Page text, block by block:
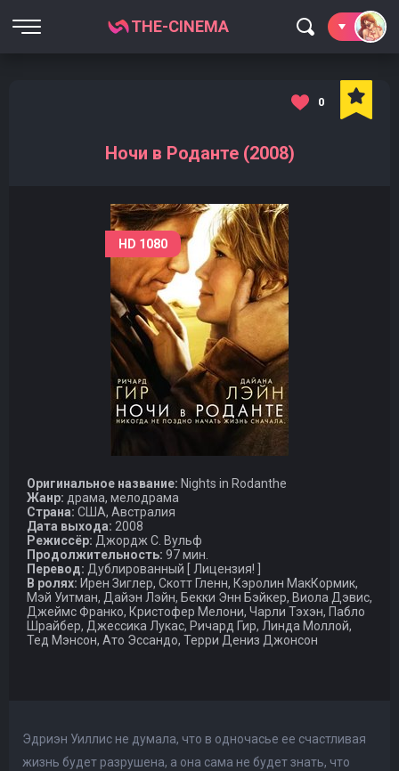
THE-CINEMA
Ночи в Роданте (2008)
0
HD 1080
Оригинальное название: Nights in Rodanthe
Жанр: драма, мелодрама
Страна: США, Австралия
Дата выхода: 2008
Режиссёр: Джордж С. Вульф
Продолжительность: 97 мин.
Перевод: Дублированный [ Лицензия! ]
В ролях: Ирен Зиглер, Скотт Гленн, Кэролин МакКормик,
Мэй Уитман, Дайэн Лэйн, Бекки Энн Бэйкер, Виола Дэвис,
Джеймс Франко, Кристофер Мелони, Чарли Тэхэн, Пабло
Шрайбер, Джессика Лукас, Ричард Гир, Линда Моллой,
Тед Мэнсон, Ато Эссандо, Терри Дениз Джонсон
Эдриэн Уиллис не думала, что в одночасье ее счастливая
жизнь будет разрушена, а она сама не будет знать, что